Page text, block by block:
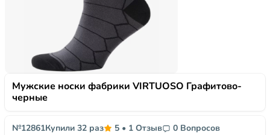
Мужские носки фабрики VIRTUOSO Графитово-
черные
№12861Купили 32 раз 5 • 1 Отзыв 0 Вопросов